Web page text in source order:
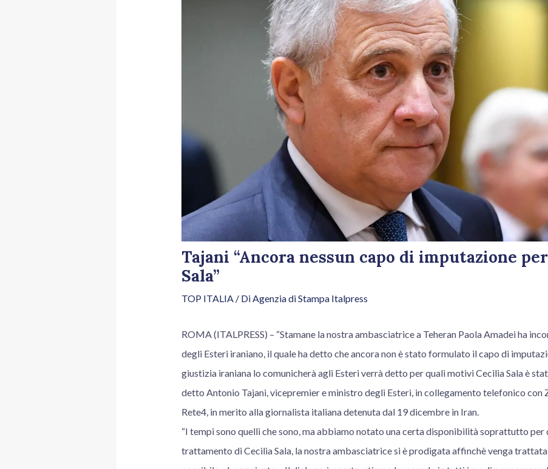
Tajani “Ancora nessun capo di imputazione
Sala”
TOP ITALIA/ DiAgenzia di Stampa Italpress
ROMA (ITALPRESS) – “Stamane la nostra ambasciatrice a Teheran Paola Amadei ha
degli Esteri iraniano, il quale ha detto che ancora non è stato formulato il capo di
giustizia iraniana lo comunicherà agli Esteri verrà detto per quali motivi Cecilia Sala è
detto Antonio Tajani, vicepremier e ministro degli Esteri, in collegamento telefonico con
Rete4, in merito alla giornalista italiana detenuta dal 19 dicembre in Iran.
“I tempi sono quelli che sono, ma abbiamo notato una certa disponibilità soprattutto per
trattamento di Cecilia Sala, la nostra ambasciatrice si è prodigata affinchè venga